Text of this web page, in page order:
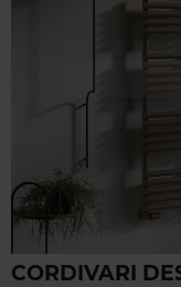
CORDIVARI